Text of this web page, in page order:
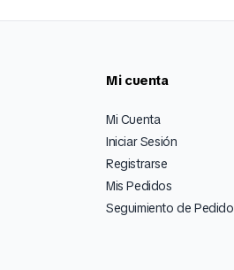
Mi cuenta
Mi Cuenta
Iniciar Sesión
Registrarse
Mis Pedidos
Seguimiento de Pedido